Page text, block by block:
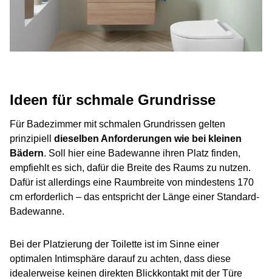
Ideen für schmale Grundrisse
Für Badezimmer mit schmalen Grundrissen gelten
prinzipiell dieselben Anforderungen wie bei kleinen
Bädern. Soll hier eine Badewanne ihren Platz finden,
empfiehlt es sich, dafür die Breite des Raums zu nutzen.
Dafür ist allerdings eine Raumbreite von mindestens 170
cm erforderlich – das entspricht der Länge einer Standard-
Badewanne.
Bei der Platzierung der Toilette ist im Sinne einer
optimalen Intimsphäre darauf zu achten, dass diese
idealerweise keinen direkten Blickkontakt mit der Türe